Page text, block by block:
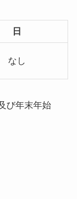
日
なし
び年末年始